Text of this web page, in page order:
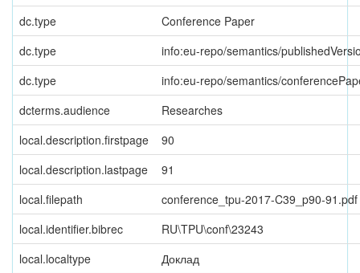
dc.type
Conference Paper
dc.type
info:eu-repo/semantics/
dc.type
info:eu-repo/semantics/
dcterms.audience
Researches
local.description.firstpage
90
local.description.lastpage
91
local.filepath
conference_tpu-2017-C39_p90-91.pdf
local.identifier.bibrec
RU\TPU\conf\23243
local.localtype
Доклад